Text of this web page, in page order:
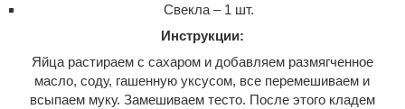
Свекла – 1 шт.
Инструкции:
Яйца растираем с сахаром и добавляем размягченное
масло, соду, гашенную уксусом, все перемешиваем и
всыпаем муку. Замешиваем тесто. После этого кладем